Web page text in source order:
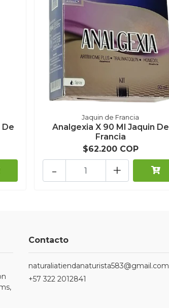
De
Jaquin de Francia
Analgexia X 90 Ml Jaquin De
Francia
$62.200 COP
+
-
Contacto
naturaliatiendanaturista583@gmail.com
+57 322 2012841